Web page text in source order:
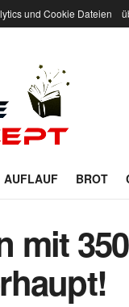
und Cookie Dateien
AUFLAUF BROT
mit